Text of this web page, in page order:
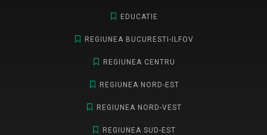
EDUCATIE
REGIUNEA BUCURESTI-ILFOV
REGIUNEA CENTRU
REGIUNEA NORD-EST
REGIUNEA NORD-VEST
REGIUNEA SUD-EST